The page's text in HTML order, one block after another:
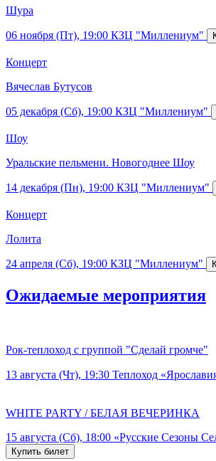
Шура
06 ноября (Пт), 19:00 КЗЦ "Миллениум"
Концерт
Вячеслав Бутусов
05 декабря (Сб), 19:00 КЗЦ "Миллениум"
Шоу
Уральские пельмени. Новогоднее Шоу
14 декабря (Пн), 19:00 КЗЦ "Миллениум"
Концерт
Лолита
24 апреля (Сб), 19:00 КЗЦ "Миллениум"
Ожидаемые мероприятия
Рок-теплоход с группой "Сделай громче"
13 августа (Чт), 19:30 Теплоход
WHITE PARTY / БЕЛАЯ ВЕЧЕРИНКА
15 августа (Сб), 18:00 «Русские Сезоны